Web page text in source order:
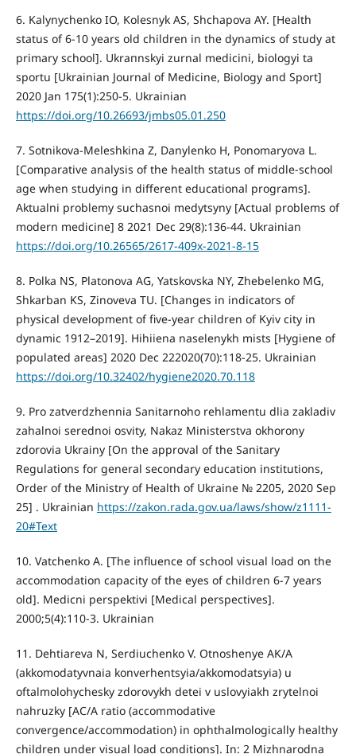
6. Kalynychenko IO, Kolesnyk AS, Shchapova AY. [Health
status of 6-10 years old children in the dynamics of study at
primary school]. Ukraпnskуi zurnal medicini, bіologyі ta
sportu [Ukrainian Journal of Medicine, Biology and Sport]
2020 Jan 175(1):250-5. Ukrainian
https://doi.org/10.26693/jmbs05.01.250
7. Sotnikova-Meleshkina Z, Danylenko H, Ponomaryova L.
[Comparative analysis of the health status of middle-school
age when studying in different educational programs].
Aktualni problemy suchasnoi medytsyny [Actual problems of
modern medicine] 8 2021 Dec 29(8):136-44. Ukrainian
https://doi.org/10.26565/2617-409x-2021-8-15
8. Polka NS, Platonova AG, Yatskovska NY, Zhebelenko MG,
Shkarban KS, Zinoveva TU. [Changes in indicators of
physical development of five-year children of Kyiv city in
dynamic 1912–2019]. Hihiiena naselenykh mists [Hygiene of
populated areas] 2020 Dec 222020(70):118-25. Ukrainian
https://doi.org/10.32402/hygiene2020.70.118
9. Pro zatverdzhennia Sanitarnoho rehlamentu dlia zakladiv
zahalnoi serednoi osvity, Nakaz Ministerstva okhorony
zdorovia Ukrainy [On the approval of the Sanitary
Regulations for general secondary education institutions,
Order of the Ministry of Health of Ukraine № 2205, 2020 Sep
25] . Ukrainian https://zakon.rada.gov.ua/laws/show/z1111-
20#Text
10. Vatchenko A. [The influence of school visual load on the
accommodation capacity of the eyes of children 6-7 years
old]. Medicni perspektivi [Medical perspectives].
2000;5(4):110-3. Ukrainian
11. Dehtiareva N, Serdiuchenko V. Otnoshenye AK/A
(akkomodatyvnaia konverhentsyia/akkomodatsyia) u
oftalmolohychesky zdorovykh detei v uslovyiakh zrytelnoi
nahruzky [AC/A ratio (accommodative
convergence/accommodation) in ophthalmologically healthy
children under visual load conditions]. In: 2 Mizhnarodna